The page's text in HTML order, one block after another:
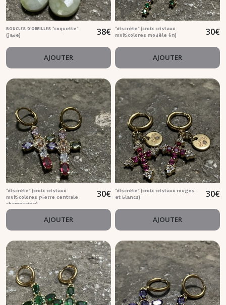
BOUCLES D'OREILLES "coquette"
(jade)
38€
AJOUTER
"discrète" (croix cristaux
multicolores modèle fin)
30€
AJOUTER
"discrète" (croix cristaux
multicolores pierre centrale
champagne)
30€
AJOUTER
"discrète" (croix cristaux rouges
et blancs)
30€
AJOUTER